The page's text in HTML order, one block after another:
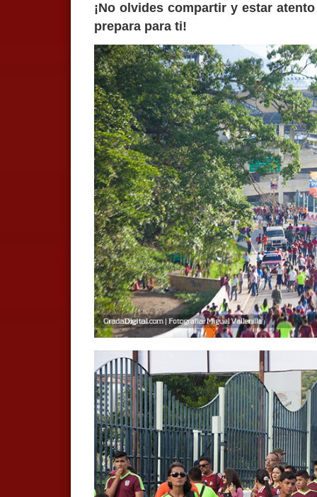
¡No olvides compartir y estar
prepara para ti!